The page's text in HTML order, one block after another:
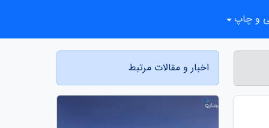
اخبار و مقالات مرتبط
و چاپ